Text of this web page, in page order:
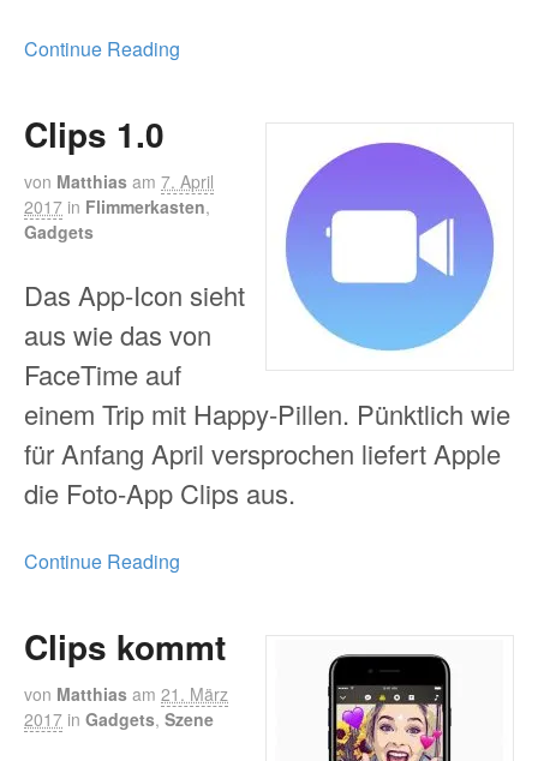
Continue Reading
Clips 1.0
von Matthias am 7. April
2017 in Flimmerkasten,
Gadgets
Das App-Icon sieht
aus wie das von
FaceTime auf
einem Trip mit Happy-Pillen. Pünktlich wie
für Anfang April versprochen liefert Apple
die Foto-App Clips aus.
Continue Reading
Clips kommt
von Matthias am 21. März
2017 in Gadgets, Szene